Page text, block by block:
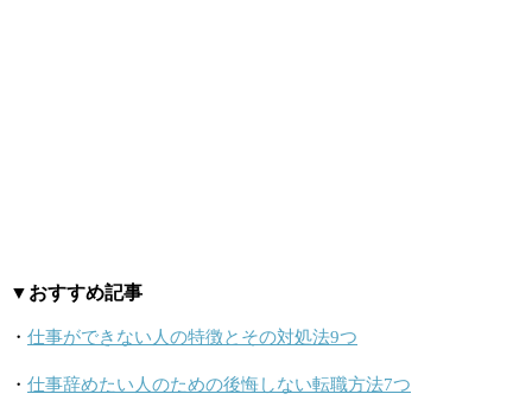
▼おすすめ記事
・ 仕事ができない人の特徴とその対処法9つ
・ 仕事辞めたい人のための後悔しない転職方法7つ